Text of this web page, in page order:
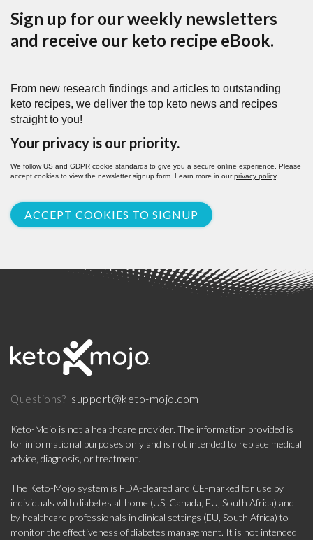
Sign up for our weekly newsletters
and receive our keto recipe eBook.
From new research findings and articles to outstanding
keto recipes, we deliver the top keto news and recipes
straight to you!
Your privacy is our priority.
We follow US and GDPR cookie standards to give you a secure online experience. Please
accept cookies to view the newsletter signup form. Learn more in ourprivacy policy.
ACCEPT COOKIES TO SIGNUP
Questions? support@keto-mojo.com
Keto-Mojo is not a healthcare provider. The information provided is
for informational purposes only and is not intended to replace medical
advice, diagnosis, or treatment.
The Keto-Mojo system is FDA-cleared and CE-marked for use by
individuals with diabetes at home (US, Canada, EU, South Africa) and
by healthcare professionals in clinical settings (EU, South Africa) to
monitor the effectiveness of diabetes management. It is not intended